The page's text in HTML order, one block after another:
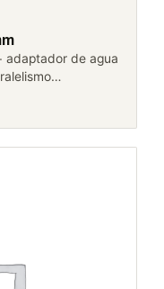
adaptador de agua